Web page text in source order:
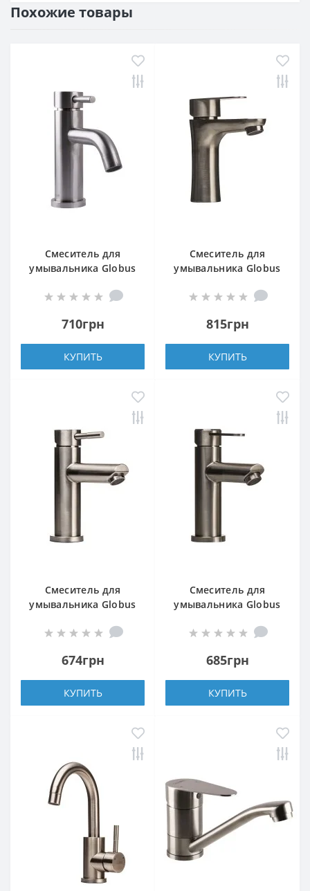
Похожие товары
Смеситель для
умывальника Globus
710грн
КУПИТЬ
Смеситель для
умывальника Globus
815грн
КУПИТЬ
Смеситель для
умывальника Globus
674грн
КУПИТЬ
Смеситель для
умывальника Globus
685грн
КУПИТЬ